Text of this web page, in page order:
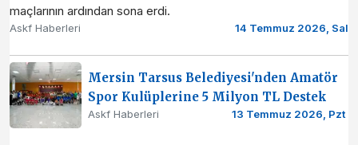
maçlarının ardından sona erdi.
Askf Haberleri 14 Temmuz 2026, Sal
Mersin Tarsus Belediyesi'nden Amatör
Spor Kulüplerine 5 Milyon TL Destek
Askf Haberleri 13 Temmuz 2026, Pzt